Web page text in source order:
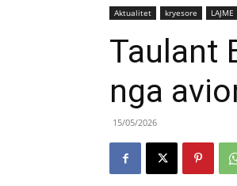
Aktualitet kryesore LAJME
Taulant
nga
15/05/2026